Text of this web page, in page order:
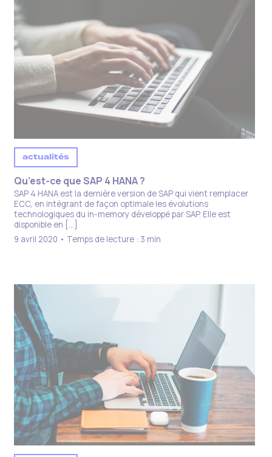
actualités
Qu’est-ce que SAP 4 HANA ?​
SAP 4 HANA est la dernière version de SAP qui vient remplacer
ECC, en intégrant de façon optimale les évolutions
technologiques du in-memory développé par SAP. Elle est
disponible en […]
9 avril 2020 • Temps de lecture : 3 min